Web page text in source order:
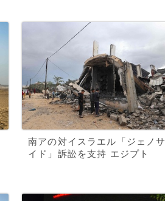
南アの対イスラエル「ジェノサ
イド」訴訟を支持 エジプト